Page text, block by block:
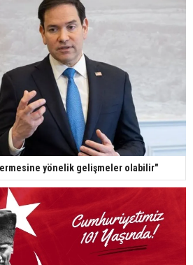
ermesine yönelik gelişmeler olabilir"